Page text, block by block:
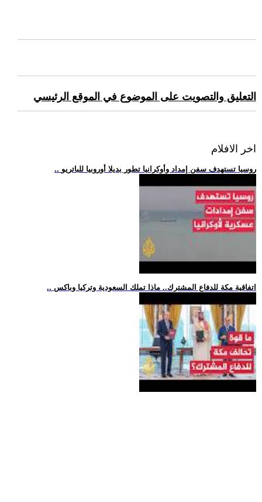
التعليق والتصويت على الموضوع في الموقع الرئيسي
اخر الافلام
.. روسيا تستهدف سفن إمداد وأوكرانيا تطور بديلا أوروبيا للباتريو
.. اتفاقية مكة للدفاع المشترك.. ماذا تملك السعودية وتركيا وباكس